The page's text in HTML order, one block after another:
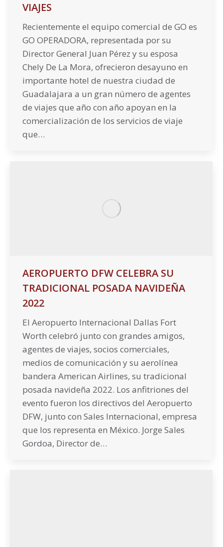
VIAJES
Recientemente el equipo comercial de GO es
GO OPERADORA, representada por su
Director General Juan Pérez y su esposa
Chely De La Mora, ofrecieron desayuno en
importante hotel de nuestra ciudad de
Guadalajara a un gran número de agentes
de viajes que año con año apoyan en la
comercialización de los servicios de viaje
que…
AEROPUERTO DFW CELEBRA SU
TRADICIONAL POSADA NAVIDEÑA
2022
El Aeropuerto Internacional Dallas Fort
Worth celebró junto con grandes amigos,
agentes de viajes, socios comerciales,
medios de comunicación y su aerolínea
bandera American Airlines, su tradicional
posada navideña 2022. Los anfitriones del
evento fueron los directivos del Aeropuerto
DFW, junto con Sales Internacional, empresa
que los representa en México. Jorge Sales
Gordoa, Director de…